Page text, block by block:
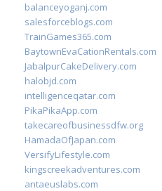
balanceyoganj.com
salesforceblogs.com
TrainGames365.com
BaytownEvaCationRentals.com
JabalpurCakeDelivery.com
halobjd.com
intelligenceqatar.com
PikaPikaApp.com
takecareofbusinessdfw.org
HamadaOfJapan.com
VersifyLifestyle.com
kingscreekadventures.com
antaeuslabs.com